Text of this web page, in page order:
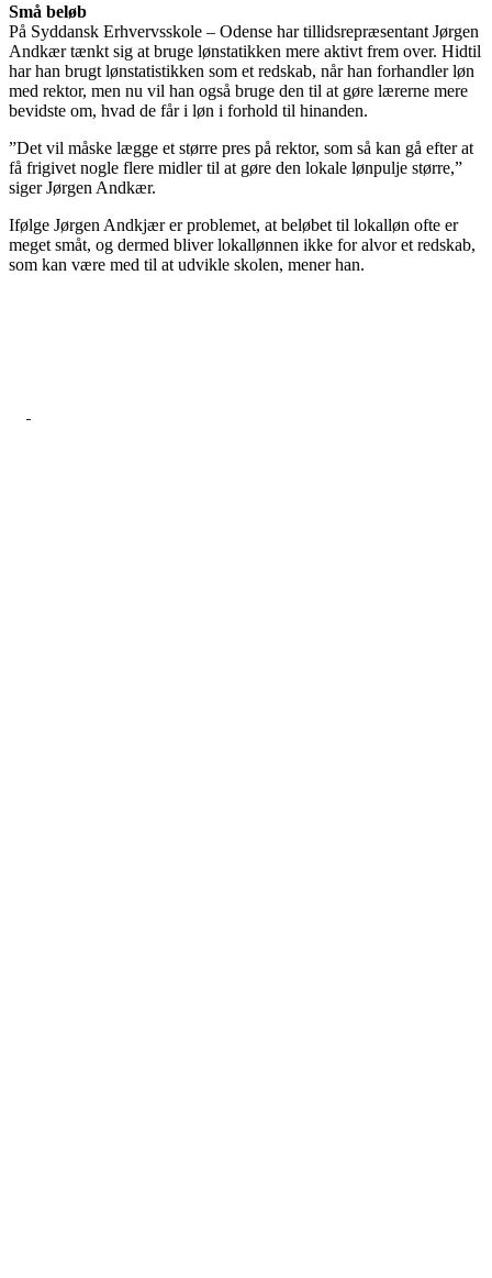
Små beløb
På Syddansk Erhvervsskole – Odense har tillidsrepræsentant Jørgen
Andkær tænkt sig at bruge lønstatikken mere aktivt frem over. Hidtil
har han brugt lønstatistikken som et redskab, når han forhandler løn
med rektor, men nu vil han også bruge den til at gøre lærerne mere
bevidste om, hvad de får i løn i forhold til hinanden.
”Det vil måske lægge et større pres på rektor, som så kan gå efter at
få frigivet nogle flere midler til at gøre den lokale lønpulje større,”
siger Jørgen Andkær.
Ifølge Jørgen Andkjær er problemet, at beløbet til lokalløn ofte er
meget småt, og dermed bliver lokallønnen ikke for alvor et redskab,
som kan være med til at udvikle skolen, mener han.